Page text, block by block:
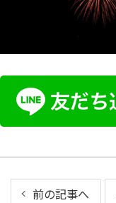
前の記事へ